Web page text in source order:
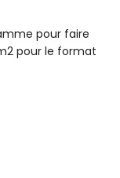
pour faire
pour le format